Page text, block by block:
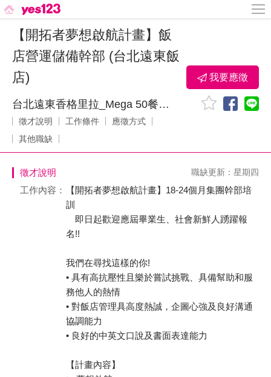
【開拓者夢想啟航計畫】飯
店營運儲備幹部 (台北遠東飯
店)
台北遠東香格里拉_Mega 50餐飲及宴會_鼎鼎大飯店股份有限公司
徵才說明 工作條件
應徵方式
其他職缺
我要應徵
徵才說明 職缺更新：星期四
工作內容：
【開拓者夢想啟航計畫】18-24個月集團幹部培
訓
即日起歡迎應屆畢業生、社會新鮮人踴躍報
名!!
我們在尋找這樣的你!
• 具有高抗壓性且樂於嘗試挑戰、具備幫助和服
務他人的熱情
• 對飯店管理具高度熱誠，企圖心強及良好溝通
協調能力
• 良好的中英文口說及書面表達能力
【計畫內容】